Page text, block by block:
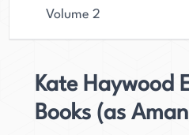
Volume 2
Kate Haywood
Books (as